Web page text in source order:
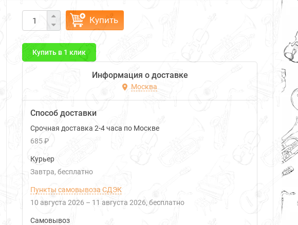
Купить
Купить в 1 клик
Информация о доставке
Москва
Способ доставки
Срочная доставка 2-4 часа по Москве
685 ₽
Курьер
Завтра
Бесплатно
Пункты самовывоза СДЭК
10 августа 2026 – 11 августа 2026 Бесплатно
Самовывоз